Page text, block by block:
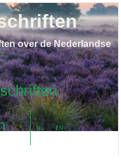
NL EN
over de Nederlandse